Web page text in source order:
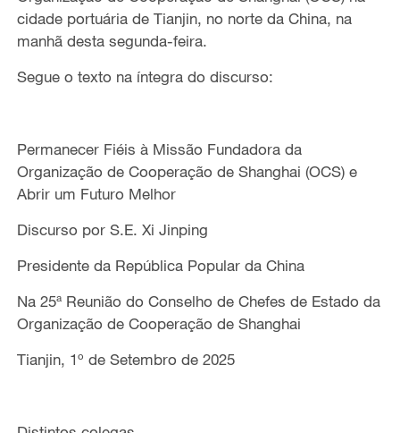
cidade portuária de Tianjin, no norte da China, na
manhã desta segunda-feira.
Segue o texto na íntegra do discurso:
Permanecer Fiéis à Missão Fundadora da
Organização de Cooperação de Shanghai (OCS) e
Abrir um Futuro Melhor
Discurso por S.E. Xi Jinping
Presidente da República Popular da China
Na 25ª Reunião do Conselho de Chefes de Estado da
Organização de Cooperação de Shanghai
Tianjin, 1º de Setembro de 2025